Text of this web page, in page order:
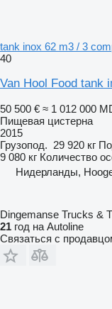
tank inox 62 m3 / 3
40
Van Hool Food tank
50 500 € ≈ 1 012 000
Пищевая цистерна
2015
Грузопод. 29 920 кг
9 080 кг Количество
Нидерланды,
Dingemanse Trucks &
21 год на Autoline
Связаться с